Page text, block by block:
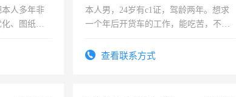
人多年非
、图纸制
本人男，24岁有c1证，驾龄两年。想求
一个年后开货车的工作，能吃苦，不怕
查看联系方式